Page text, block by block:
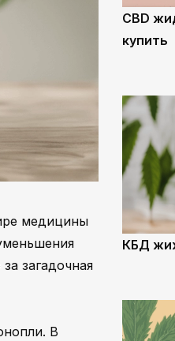
медицины
загадочная
В
CBD
купить
КБД